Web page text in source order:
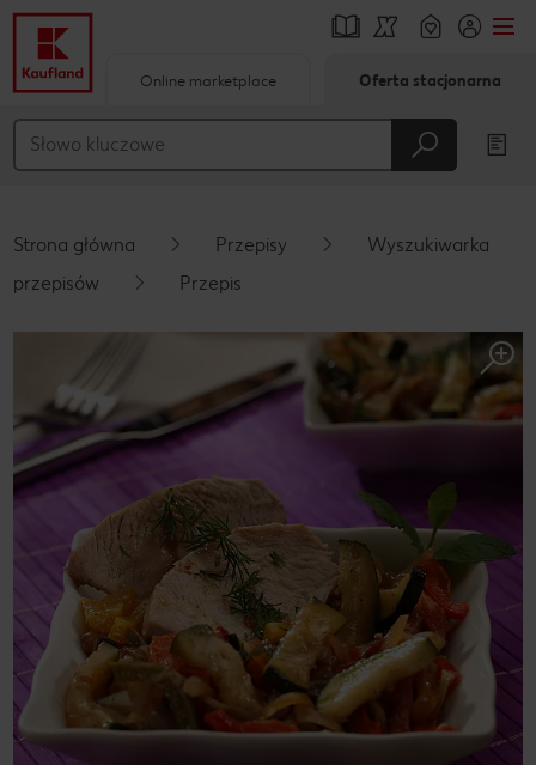
Główna treść
Pływający pasek boczny
Online marketplace Oferta stacjonarna
Strona główna Przepisy
Wyszukiwarka
przepisów
Przepis